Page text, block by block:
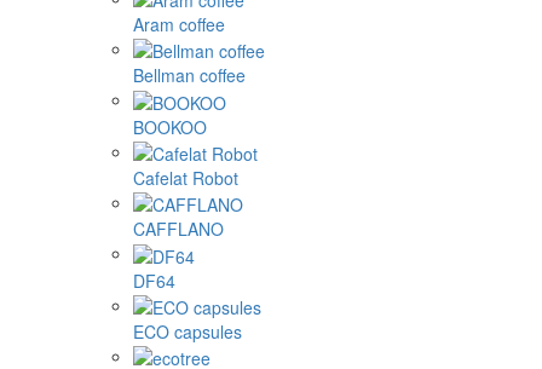
Aram coffee
Bellman coffee
BOOKOO
Cafelat Robot
CAFFLANO
DF64
ECO capsules